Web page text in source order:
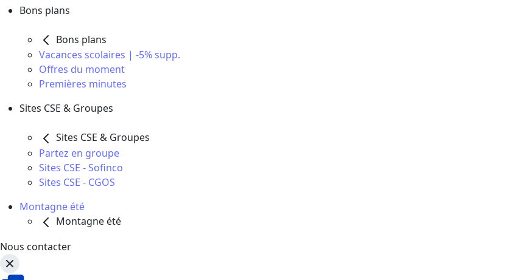
Bons plans
Bons plans
Vacances scolaires | -5% supp.
Offres du moment
Premières minutes
Sites CSE & Groupes
Sites CSE & Groupes
Partez en groupe
Sites CSE - Sofinco
Sites CSE - CGOS
Montagne été
Montagne été
Nous contacter